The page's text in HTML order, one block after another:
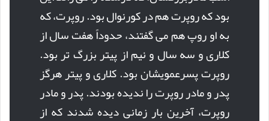
بود که روپرت هم در کورنوال بود. روپرت، که
به او روپ هم می گفتند، حدوداً هفت سال از
کلاری و سه سال و نیم از پیتر بزرگ تر بود.
روپرت پسرعمویشان بود. کلاری و پیتر هرگز
پدر و مادر روپرت را ندیده بودند. پدر و مادر
روپرت، آخرین بار زمانی دیده شدند که از